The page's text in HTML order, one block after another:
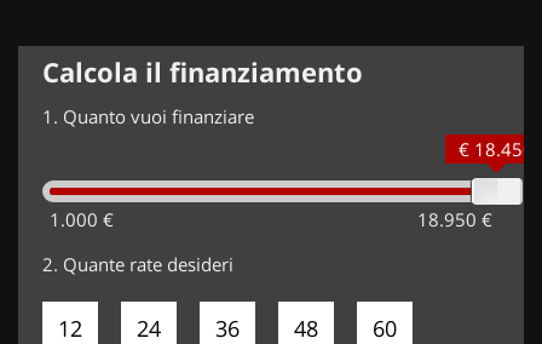
Calcola il finanziamento
1. Quanto vuoi finanziare
1.000 € 18.950 €
€ 18.450
2. Quante rate desideri
12 24 36 48 60